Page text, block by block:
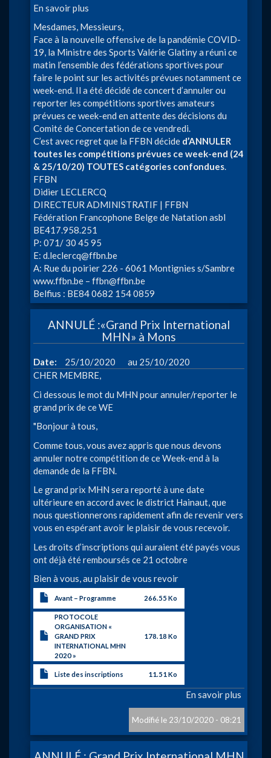
En savoir plus
week-
end
24
&
25/10/2020
Mesdames, Messieurs,
Face à la nouvelle offensive de la pandémie COVID-
19, la Ministre des Sports Valérie Glatiny a réuni ce
matin l’ensemble des fédérations sportives pour
faire le point sur les activités prévues notamment ce
week-end. Il a été décidé de concert d’annuler ou
reporter les compétitions sportives amateurs
prévues ce week-end en attente des décisions du
Comité de Concertation de ce vendredi.
C’est avec regret que la FFBN décide d’ANNULER
toutes les compétitions prévues ce week-end (24
& 25/10/20) TOUTES catégories confondues.
FFBN
Didier LECLERCQ
DIRECTEUR ADMINISTRATIF | FFBN
Fédération Francophone Belge de Natation asbl
BE417.958.251
P: 071/ 30 45 95
E: d.leclercq@ffbn.be
A: Rue du poirier 226 - 6061 Montignies s/Sambre
www.ffbn.be – ffbn@ffbn.be
Belfius : BE84 0682 154 0859
ANNULÉ :«Grand Prix International
MHN» à Mons
Date 25/10/2020 à
25/10/2020
CHER MEMBRE,
Ci dessous le mot du MHN pour annuler/reporter le
grand prix de ce WE
"Bonjour à tous,
Comme tous, vous avez appris que nous devons
annuler notre compétition de ce Week-end à la
demande de la FFBN.
Le grand prix MHN sera reporté à une date
ultérieure en accord avec le district Hainaut, que
nous questionnerons rapidement afin de revenir vers
vous en espérant avoir le plaisir de vous recevoir.
Les droits d’inscriptions qui auraient été payés vous
ont déjà été remboursés ce 21 octobre
Bien à vous, au plaisir de vous revoir
Avant – Programme 266.55 Ko
PROTOCOLE
ORGANISATION «
GRAND PRIX
INTERNATIONAL MHN
2020 »
178.18 Ko
Liste des inscriptions 11.51 Ko
En savoir plus
Prix
23/10/2020 - 08:21